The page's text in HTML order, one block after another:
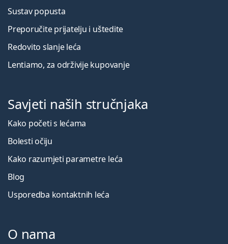
Sustav popusta
Preporučite prijatelju i uštedite
Redovito slanje leća
Lentiamo, za održivije kupovanje
Savjeti naših stručnjaka
Kako početi s lećama
Bolesti očiju
Kako razumjeti parametre leća
Blog
Usporedba kontaktnih leća
O nama